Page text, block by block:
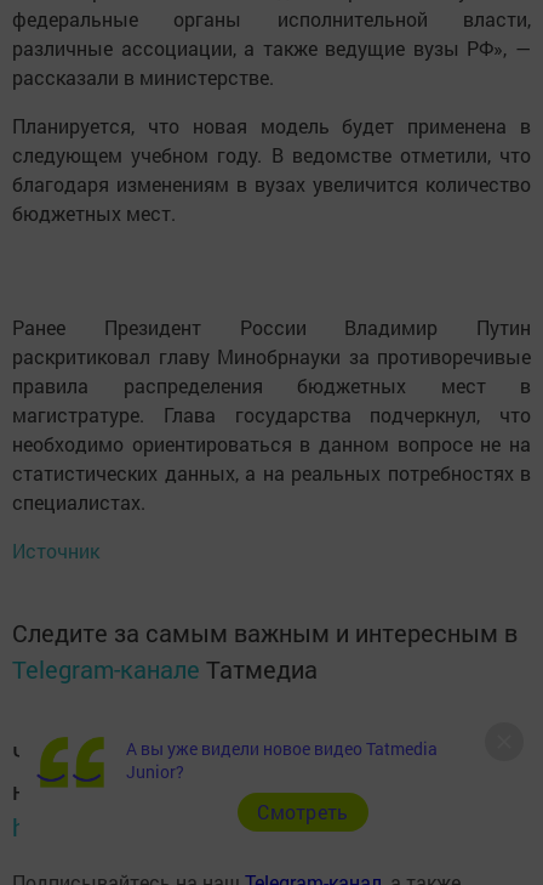
федеральные органы исполнительной власти,
различные ассоциации, а также ведущие вузы РФ», —
рассказали в министерстве.
Планируется, что новая модель будет применена в
следующем учебном году. В ведомстве отметили, что
благодаря изменениям в вузах увеличится количество
бюджетных мест.
Ранее Президент России Владимир Путин
раскритиковал главу Минобрнауки за противоречивые
правила распределения бюджетных мест в
магистратуре. Глава государства подчеркнул, что
необходимо ориентироваться в данном вопросе не на
статистических данных, а на реальных потребностях в
специалистах.
Источник
Следите за самым важным и интересным в
Telegram-канале Татмедиа
Читайте новости Татарстана в
национальном мессенджере MАХ:
https://max.ru/tatmedia
А вы уже видели новое видео Tatmedia
Junior?
Cмотреть